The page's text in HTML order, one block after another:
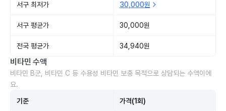
서구 최저가 30,000원
서구 평균가 30,000원
전국 평균가 34,940원
비타민 수액
비타민 B군, 비타민 C 등 수용성 비타민 보충 목적으로 상담되는 수액이에
요.
기준 가격(1회)